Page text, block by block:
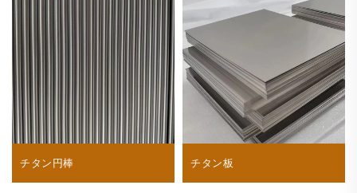
チタン円棒 チタン板